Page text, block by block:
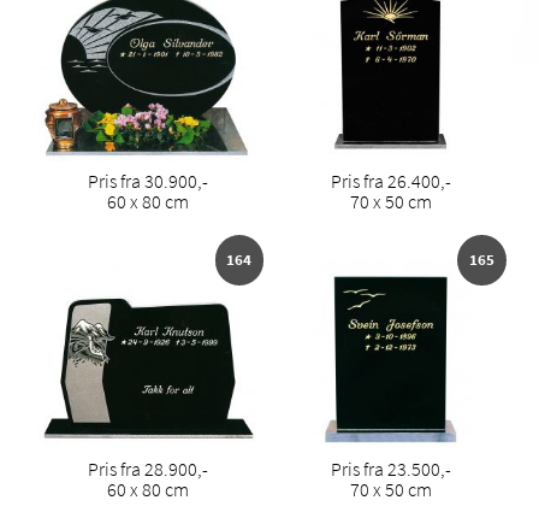
Pris fra 30.900,-
60 x 80 cm
Pris fra 26.400,-
70 x 50 cm
164
Pris fra 28.900,-
60 x 80 cm
165
Pris fra 23.500,-
70 x 50 cm